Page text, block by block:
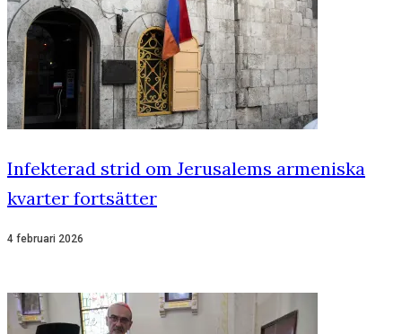
Infekterad strid om Jerusalems armeniska
kvarter fortsätter
4 februari 2026